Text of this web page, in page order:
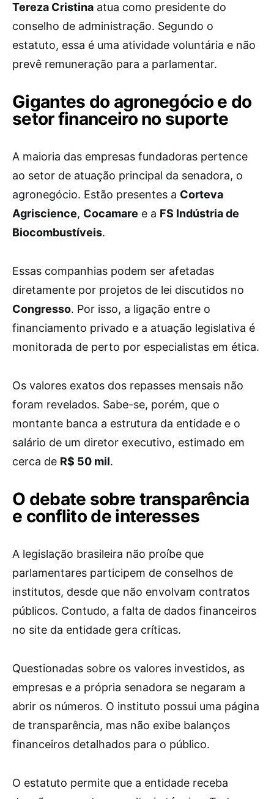
Tereza Cristina atua como presidente do
conselho de administração. Segundo o
estatuto, essa é uma atividade voluntária e não
prevê remuneração para a parlamentar.
Gigantes do agronegócio e do
setor financeiro no suporte
A maioria das empresas fundadoras pertence
ao setor de atuação principal da senadora, o
agronegócio. Estão presentes a Corteva
Agriscience, Cocamare e a FS Indústria de
Biocombustíveis.
Essas companhias podem ser afetadas
diretamente por projetos de lei discutidos no
Congresso. Por isso, a ligação entre o
financiamento privado e a atuação legislativa é
monitorada de perto por especialistas em ética.
Os valores exatos dos repasses mensais não
foram revelados. Sabe-se, porém, que o
montante banca a estrutura da entidade e o
salário de um diretor executivo, estimado em
cerca de R$ 50 mil.
O debate sobre transparência
e conflito de interesses
A legislação brasileira não proíbe que
parlamentares participem de conselhos de
institutos, desde que não envolvam contratos
públicos. Contudo, a falta de dados financeiros
no site da entidade gera críticas.
Questionadas sobre os valores investidos, as
empresas e a própria senadora se negaram a
abrir os números. O instituto possui uma página
de transparência, mas não exibe balanços
financeiros detalhados para o público.
O estatuto permite que a entidade receba